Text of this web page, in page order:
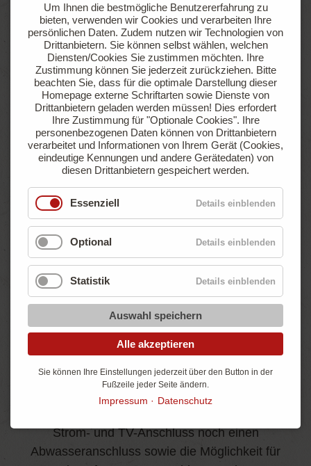
sowie einer Gasanschlussmöglichkeit
Jetzt anfragen Online buchen
Comfortstellplatz
Noch mehr Komfort
Strom- und TV-Anschluss noch einen
Abwasseranschluss sowie die Möglichkeit für
ab
€ 47,90
pro Nacht
Um Ihnen die bestmögliche Benutzererfahrung zu
bieten, verwenden wir Cookies und verarbeiten Ihre
persönlichen Daten. Zudem nutzen wir Technologien von
Drittanbietern. Sie können selbst wählen, welchen
Diensten/Cookies Sie zustimmen möchten. Ihre
Zustimmung können Sie jederzeit zurückziehen. Bitte
beachten Sie, dass für die optimale Darstellung dieser
Homepage externe Schriftarten sowie Dienste von
Drittanbietern geladen werden müssen! Dies erfordert
Ihre Zustimmung für "Optionale Cookies". Ihre
personenbezogenen Daten können von Drittanbietern
verarbeitet und Informationen von Ihrem Gerät (Cookies,
eindeutige Kennungen und andere Gerätedaten) von
diesen Drittanbietern gespeichert werden.
Essenziell Details einblenden
Optional Details einblenden
Statistik Details einblenden
Auswahl speichern
Alle akzeptieren
Sie können Ihre Einstellungen jederzeit über den Button in der
Fußzeile jeder Seite ändern.
Impressum Datenschutz